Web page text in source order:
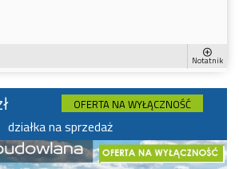
Notatnik
OFERTA NA WYŁĄCZNOŚĆ
działka na sprzedaż